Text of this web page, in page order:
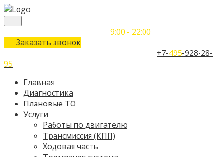
9:00 - 22:00
Заказать звонок
+7-495-928-28-
95
Главная
Диагностика
Плановые ТО
Услуги
Работы по двигателю
Трансмиссия (КПП)
Ходовая часть